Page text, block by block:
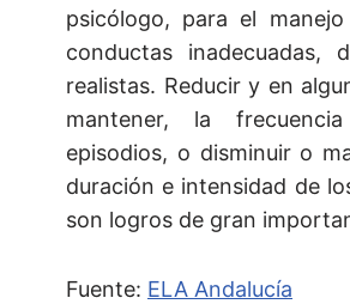
psicólogo, para el
conductas inadecuadas,
realistas. Reducir y en
mantener, la
episodios, o disminuir o
duración e intensidad de
son logros de gran
Fuente: ELA Andalucía